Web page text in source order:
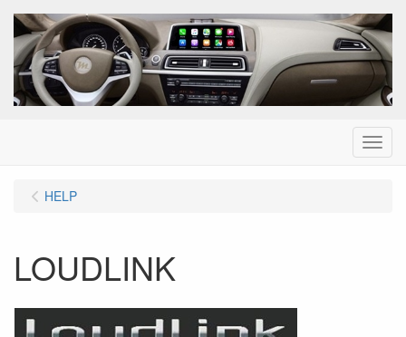
Menu
HELP
LOUDLINK